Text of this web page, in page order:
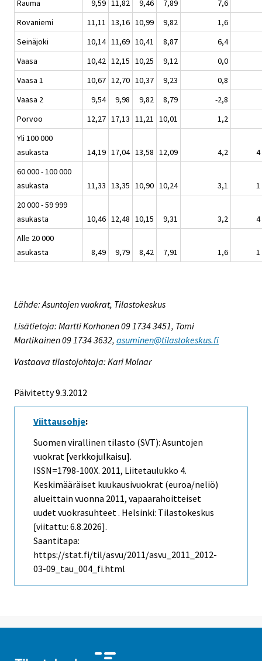
Rauma 9,59 11,82 9,46 7,89
7,6
Rovaniemi
11,11 13,16 10,99 9,82
1,6
Seinäjoki
10,14 11,69 10,41 8,87
6,4
Vaasa
10,42 12,15 10,25 9,12
0,0
Vaasa 1
10,67 12,70 10,37 9,23
0,8
Vaasa 2
9,54 9,98 9,82 8,79
-2,8
Porvoo
12,27 17,13 11,21 10,01
1,2
Yli 100 000
asukasta
14,19 17,04 13,58 12,09 4,2
4
60 000 - 100 000
asukasta
11,33 13,35 10,90 10,24 3,1
1
20 000 - 59 999
asukasta
10,46 12,48 10,15 9,31 3,2
4
Alle 20 000
asukasta
8,49 9,79 8,42 7,91 1,6 1
Lähde: Asuntojen vuokrat, Tilastokeskus
Lisätietoja: Martti Korhonen 09 1734 3451, Tomi
Martikainen 09 1734 3632, asuminen@tilastokeskus.fi
Vastaava tilastojohtaja: Kari Molnar
Päivitetty 9.3.2012
Viittausohje:
Suomen virallinen tilasto (SVT): Asuntojen
vuokrat [verkkojulkaisu].
ISSN=1798-100X. 2011, Liitetaulukko 4.
Keskimääräiset kuukausivuokrat (euroa/neliö)
alueittain vuonna 2011, vapaarahoitteiset
uudet vuokrasuhteet . Helsinki: Tilastokeskus
[viitattu: 6.8.2026].
Saantitapa:
https://stat.fi/til/asvu/2011/asvu_2011_2012-
03-09_tau_004_fi.html